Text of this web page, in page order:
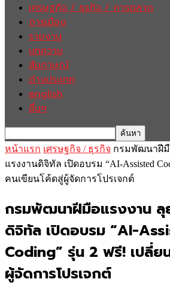
เศรษฐกิจ / ธุรกิจ / การตลาด
การเมือง
รายงาน
บทความ
สัมภาษณ์
ต่างประเทศ
english
อื่นๆ
หน้าแรก เศรษฐกิจ / ธุรกิจ กรมพัฒนาฝีมื
แรงงานดิจิทัล เปิดอบรม “AI-Assisted
คนเขียนโค้ดสู่ผู้จัดการโปรเจกต์
กรมพัฒนาฝีมือแรงงาน ลุ
ดิจิทัล เปิดอบรม “AI-
Coding” รุ่น 2 ฟรี! เปลี่ย
ผู้จัดการโปรเจกต์